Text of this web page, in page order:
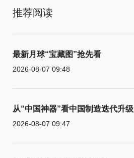
推荐阅读
最新月球“宝藏图”抢先看
2026-08-07 09:48
从“中国神器”看中国制造迭代升级
2026-08-07 09:47